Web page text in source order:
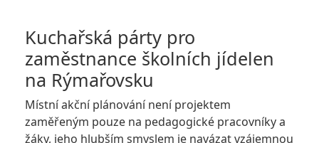
Kuchařská párty pro
zaměstnance školních jídelen
na Rýmařovsku
Místní akční plánování není projektem
zaměřeným pouze na pedagogické pracovníky a
žáky, jeho hlubším smyslem je navázat vzájemnou